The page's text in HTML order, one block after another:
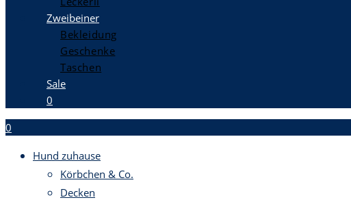
Zweibeiner
Bekleidung
Geschenke
Taschen
Sale
0
0
Hund zuhause
Körbchen & Co.
Decken